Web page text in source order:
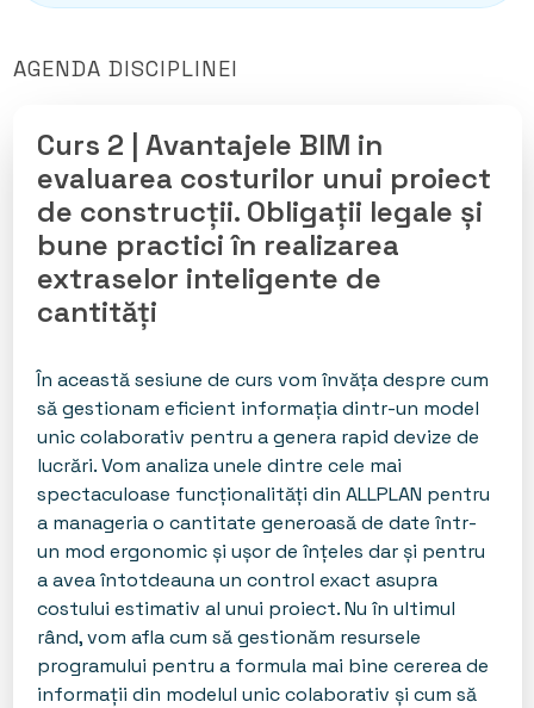
AGENDA DISCIPLINEI
Curs 2 | Avantajele BIM in
evaluarea costurilor unui proiect
de construcții. Obligații legale și
bune practici în realizarea
extraselor inteligente de
cantități
În această sesiune de curs vom învăța despre cum
să gestionam eficient informația dintr-un model
unic colaborativ pentru a genera rapid devize de
lucrări. Vom analiza unele dintre cele mai
spectaculoase funcționalități din ALLPLAN pentru
a manageria o cantitate generoasă de date într-
un mod ergonomic și ușor de înțeles dar și pentru
a avea întotdeauna un control exact asupra
costului estimativ al unui proiect. Nu în ultimul
rând, vom afla cum să gestionăm resursele
programului pentru a formula mai bine cererea de
informații din modelul unic colaborativ și cum să